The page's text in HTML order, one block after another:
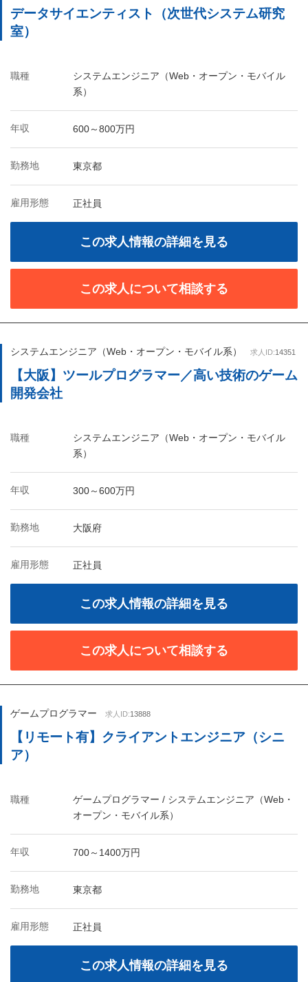
データサイエンティスト（次世代システム研究
室）
職種
システムエンジニア（Web・オープン・モバイル
系）
年収 600～800万円
勤務地 東京都
雇用形態 正社員
この求人情報の詳細を見る
この求人について相談する
システムエンジニア（Web・オープン・モバイル系） 求人ID:14351
【大阪】ツールプログラマー／高い技術のゲーム
開発会社
職種
システムエンジニア（Web・オープン・モバイル
系）
年収 300～600万円
勤務地 大阪府
雇用形態 正社員
この求人情報の詳細を見る
この求人について相談する
ゲームプログラマー 求人ID:13888
【リモート有】クライアントエンジニア（シニ
ア）
職種
ゲームプログラマー / システムエンジニア（Web・
オープン・モバイル系）
年収 700～1400万円
勤務地 東京都
雇用形態 正社員
この求人情報の詳細を見る